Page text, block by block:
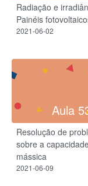
Radiação e
Painéis
2021-06-02
Aula
Resolução de
sobre a
mássica
2021-06-09